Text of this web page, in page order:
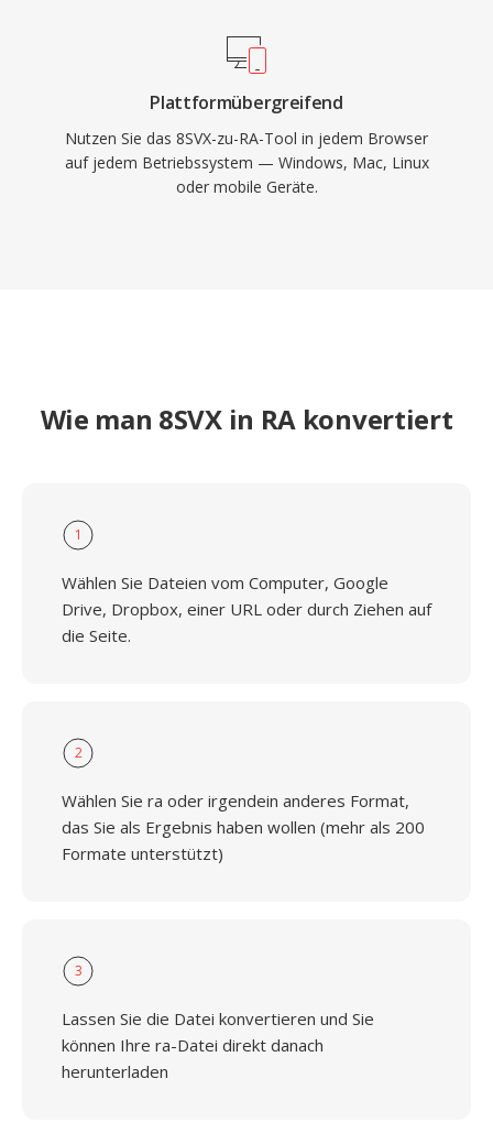
Plattformübergreifend
Nutzen Sie das 8SVX-zu-RA-Tool in jedem Browser
auf jedem Betriebssystem — Windows, Mac, Linux
oder mobile Geräte.
Wie man 8SVX in RA konvertiert
1
Wählen Sie Dateien vom Computer, Google
Drive, Dropbox, einer URL oder durch Ziehen auf
die Seite.
2
Wählen Sie ra oder irgendein anderes Format,
das Sie als Ergebnis haben wollen (mehr als 200
Formate unterstützt)
3
Lassen Sie die Datei konvertieren und Sie
können Ihre ra-Datei direkt danach
herunterladen